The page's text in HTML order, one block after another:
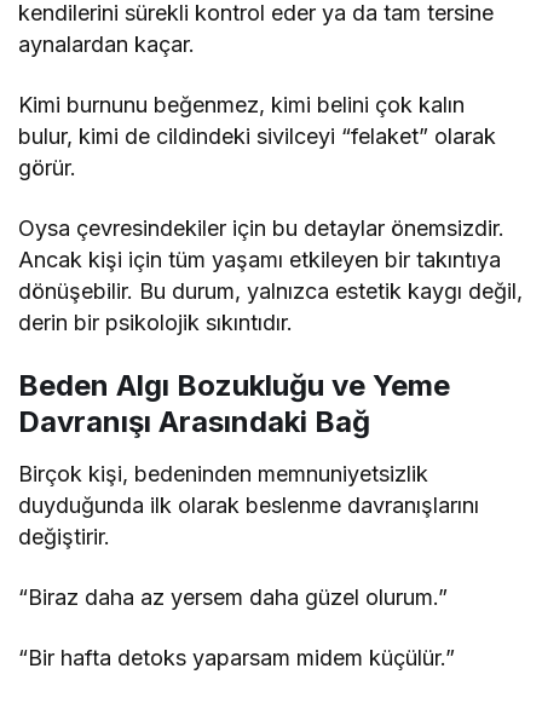
kendilerini sürekli kontrol eder ya da tam tersine
aynalardan kaçar.
Kimi burnunu beğenmez, kimi belini çok kalın
bulur, kimi de cildindeki sivilceyi “felaket” olarak
görür.
Oysa çevresindekiler için bu detaylar önemsizdir.
Ancak kişi için tüm yaşamı etkileyen bir takıntıya
dönüşebilir. Bu durum, yalnızca estetik kaygı değil,
derin bir psikolojik sıkıntıdır.
Beden Algı Bozukluğu ve Yeme
Davranışı Arasındaki Bağ
Birçok kişi, bedeninden memnuniyetsizlik
duyduğunda ilk olarak beslenme davranışlarını
değiştirir.
“Biraz daha az yersem daha güzel olurum.”
“Bir hafta detoks yaparsam midem küçülür.”